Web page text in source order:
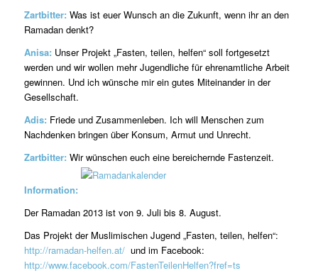
Zartbitter: Was ist euer Wunsch an die Zukunft, wenn ihr an den
Ramadan denkt?
Anisa: Unser Projekt „Fasten, teilen, helfen“ soll fortgesetzt
werden und wir wollen mehr Jugendliche für ehrenamtliche Arbeit
gewinnen. Und ich wünsche mir ein gutes Miteinander in der
Gesellschaft.
Adis: Friede und Zusammenleben. Ich will Menschen zum
Nachdenken bringen über Konsum, Armut und Unrecht.
Zartbitter: Wir wünschen euch eine bereichernde Fastenzeit.
Information:
Der Ramadan 2013 ist von 9. Juli bis 8. August.
Das Projekt der Muslimischen Jugend „Fasten, teilen, helfen“:
http://ramadan-helfen.at/und im Facebook:
http://www.facebook.com/FastenTeilenHelfen?fref=ts